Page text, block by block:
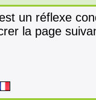
un réflexe
la page